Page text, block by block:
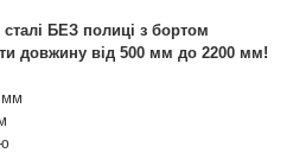
сталі БЕЗ полиці з бортом
довжину від 500 мм до 2200 мм!
мм